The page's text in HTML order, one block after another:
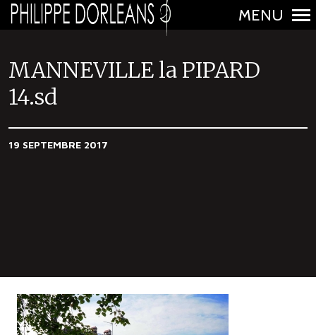
a
v
g
r
i
n
MENU
MANNEVILLE la PIPARD
14.sd
19 SEPTEMBRE 2017